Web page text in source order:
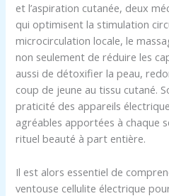
et l’aspiration cutanée, deux
qui optimisent la stimulation
microcirculation locale, le
non seulement de réduire les
aussi de détoxifier la peau,
coup de jeune au tissu cutané.
praticité des appareils
agréables apportées à chaque
rituel beauté à part entière.
Il est alors essentiel de
ventouse cellulite électrique